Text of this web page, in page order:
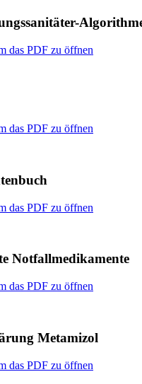
das PDF zu öffnen
das PDF zu öffnen
das PDF zu öffnen
Notfallmedikamente
das PDF zu öffnen
Metamizol
das PDF zu öffnen